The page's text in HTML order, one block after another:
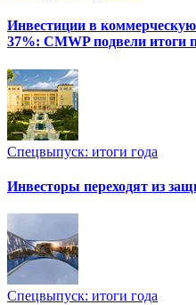
Инвестиции в
37%: CMWP подвели итоги
Спецвыпуск: итоги года
Инвесторы переходят из
Спецвыпуск: итоги года